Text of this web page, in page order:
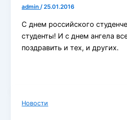
admin/25.01.2016
С днем российского
студенты! И с днем ангела
поздравить и тех, и других.
Новости